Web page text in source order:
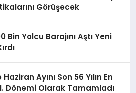
Görüşecek
Bin Yolcu Barajını Aştı Yeni
Ayını Son 56 Yılın En
Dönemi Olarak Tamamladı